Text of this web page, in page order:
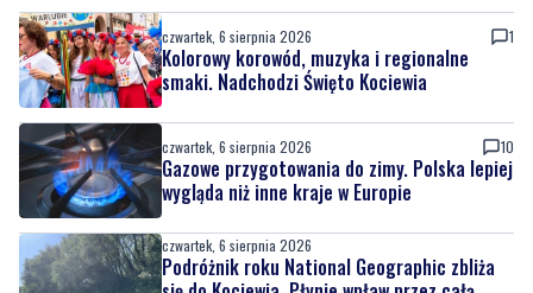
czwartek, 6 sierpnia 2026 1
Kolorowy korowód, muzyka i regionalne
smaki. Nadchodzi Święto Kociewia
czwartek, 6 sierpnia 2026 10
Gazowe przygotowania do zimy. Polska lepiej
wygląda niż inne kraje w Europie
czwartek, 6 sierpnia 2026
Podróżnik roku National Geographic zbliża